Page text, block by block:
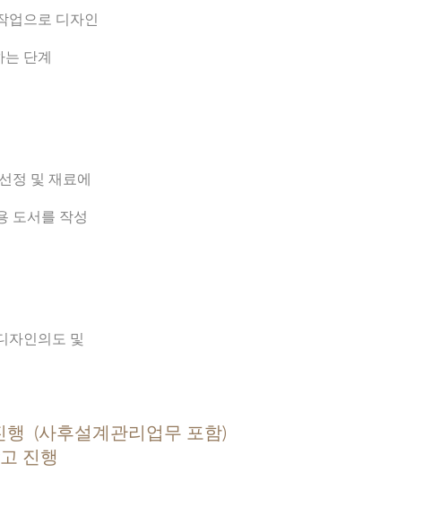
업으로 디자인
는 단계
정 및 재료에
도서를 작성
자인의도 및
​(사후설계관리업무 포함)
진행